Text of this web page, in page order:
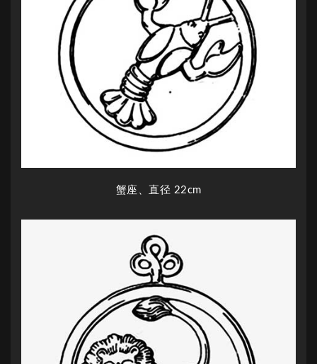
蟹座、直径 22cm